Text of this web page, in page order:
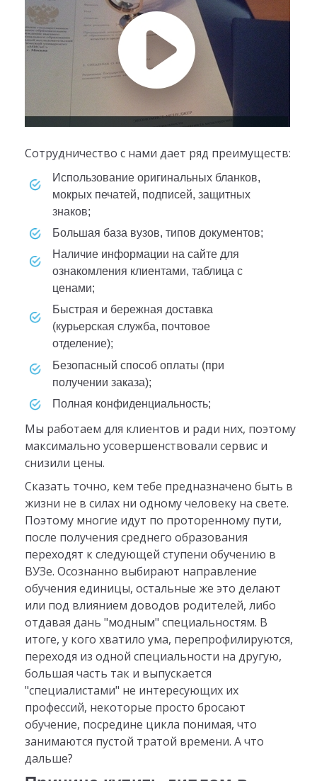
Сотрудничество с нами дает ряд преимуществ:
использование оригинальных бланков,
мокрых печатей, подписей, защитных
знаков;
большая база вузов, типов документов;
наличие информации на сайте для
ознакомления клиентами, таблица с
ценами;
быстрая и бережная доставка
(курьерская служба, почтовое
отделение);
безопасный способ оплаты (при
получении заказа);
полная конфиденциальность;
Мы работаем для клиентов и ради них, поэтому
максимально усовершенствовали сервис и
снизили цены.
Сказать точно, кем тебе предназначено быть в
жизни не в силах ни одному человеку на свете.
Поэтому многие идут по проторенному пути,
после получения среднего образования
переходят к следующей ступени обучению в
ВУЗе. Осознанно выбирают направление
обучения единицы, остальные же это делают
или под влиянием доводов родителей, либо
отдавая дань "модным" специальностям. В
итоге, у кого хватило ума, перепрофилируются,
переходя из одной специальности на другую,
большая часть так и выпускается
"специалистами" не интересующих их
профессий, некоторые просто бросают
обучение, посредине цикла понимая, что
занимаются пустой тратой времени. А что
дальше?